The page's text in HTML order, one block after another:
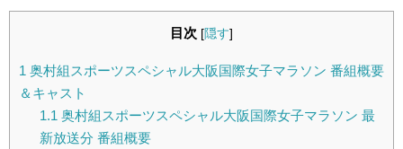
目次 [隠す]
1 奥村組スポーツスペシャル大阪国際女子マラソン 番組概要
＆キャスト
1.1 奥村組スポーツスペシャル大阪国際女子マラソン 最
新放送分 番組概要